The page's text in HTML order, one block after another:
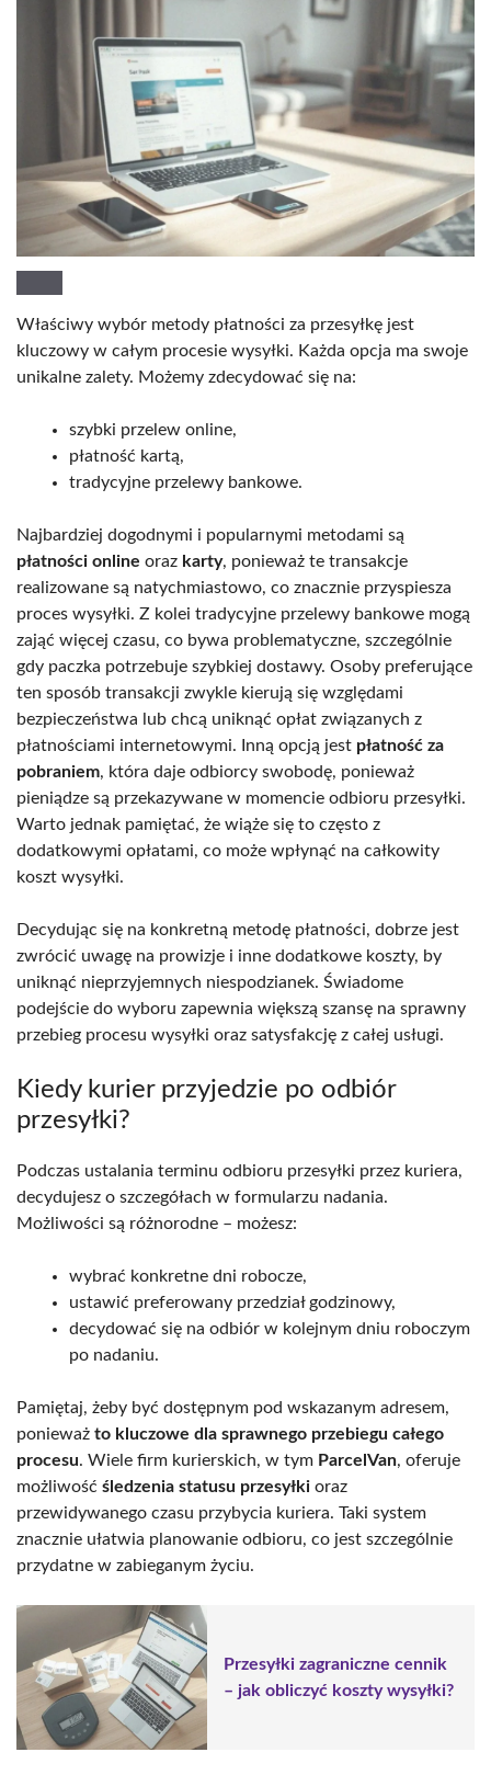
Właściwy wybór metody płatności za przesyłkę jest
kluczowy w całym procesie wysyłki. Każda opcja ma swoje
unikalne zalety. Możemy zdecydować się na:
szybki przelew online,
płatność kartą,
tradycyjne przelewy bankowe.
Najbardziej dogodnymi i popularnymi metodami są
płatności online oraz karty, ponieważ te transakcje
realizowane są natychmiastowo, co znacznie przyspiesza
proces wysyłki. Z kolei tradycyjne przelewy bankowe mogą
zająć więcej czasu, co bywa problematyczne, szczególnie
gdy paczka potrzebuje szybkiej dostawy. Osoby preferujące
ten sposób transakcji zwykle kierują się względami
bezpieczeństwa lub chcą uniknąć opłat związanych z
płatnościami internetowymi. Inną opcją jest płatność za
pobraniem, która daje odbiorcy swobodę, ponieważ
pieniądze są przekazywane w momencie odbioru przesyłki.
Warto jednak pamiętać, że wiąże się to często z
dodatkowymi opłatami, co może wpłynąć na całkowity
koszt wysyłki.
Decydując się na konkretną metodę płatności, dobrze jest
zwrócić uwagę na prowizje i inne dodatkowe koszty, by
uniknąć nieprzyjemnych niespodzianek. Świadome
podejście do wyboru zapewnia większą szansę na sprawny
przebieg procesu wysyłki oraz satysfakcję z całej usługi.
Kiedy kurier przyjedzie po odbiór
przesyłki?
Podczas ustalania terminu odbioru przesyłki przez kuriera,
decydujesz o szczegółach w formularzu nadania.
Możliwości są różnorodne – możesz:
wybrać konkretne dni robocze,
ustawić preferowany przedział godzinowy,
decydować się na odbiór w kolejnym dniu roboczym
po nadaniu.
Pamiętaj, żeby być dostępnym pod wskazanym adresem,
ponieważ to kluczowe dla sprawnego przebiegu całego
procesu. Wiele firm kurierskich, w tym ParcelVan, oferuje
możliwość śledzenia statusu przesyłki oraz
przewidywanego czasu przybycia kuriera. Taki system
znacznie ułatwia planowanie odbioru, co jest szczególnie
przydatne w zabieganym życiu.
Przesyłki zagraniczne cennik
– jak obliczyć koszty wysyłki?